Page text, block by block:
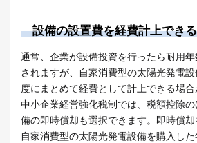
設備の設置費を経費計上でき
通常、企業が設備投資を行ったら耐用
されますが、自家消費型の太陽光発電
度にまとめて経費として計上できる場
中小企業経営強化税制では、税額控除
備の即時償却も選択できます。即時償却
自家消費型の太陽光発電設備を購入し